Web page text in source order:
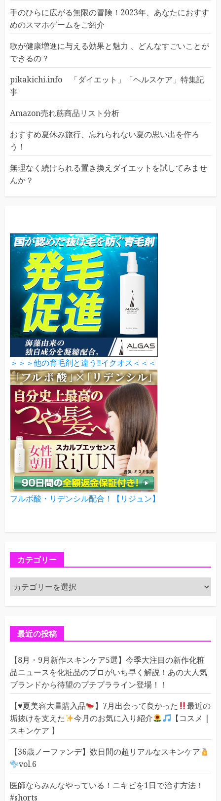
手のひらに広がる無限の冒険！2023年、あなたにおすす
めのスマホゲームをご紹介
歌が健康増進に与える効果と魅力 、どんなすごいことが
できるの？
pikakichi.info 「ダイエット」「ヘルスケア」特集記
事
Amazon売れ筋商品リスト分析
おすすめ夏休み旅行、忘れられない夏の思い出を作ろ
う！
無理なく続けられる置き換えダイエットを試してみませ
んか？
＞＞＞他の育毛剤と違う‼イクオス＜＜＜
フルボ酸・リデンシル配合！【リジュン】
カテゴリー
カ
テ
ゴ
最近の投稿
【8月・9月新作スキンケア5選】今季大注目の新作化粧
品ニュースを化粧品のプロがいち早く解説！あの大人気
ブランドから待望のプチプラライン登場！！
【♥️夏美容大量購入品 】7月出会って良かった
最近の
垢抜けを支えた
今月のお気に入り紹介
【コスメ |
スキンケア 】
【36歳ノーファンデ】数日間の超リアルなスキンケア
vol.6
医師ならみんなやっている！ニキビを1日で治す方法！
#shorts